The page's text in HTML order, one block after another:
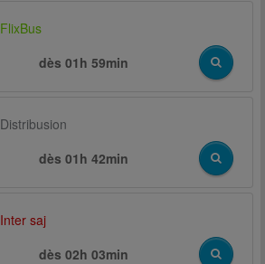
FlixBus
dès01h 59min
Distribusion
dès01h 42min
Inter saj
dès02h 03min